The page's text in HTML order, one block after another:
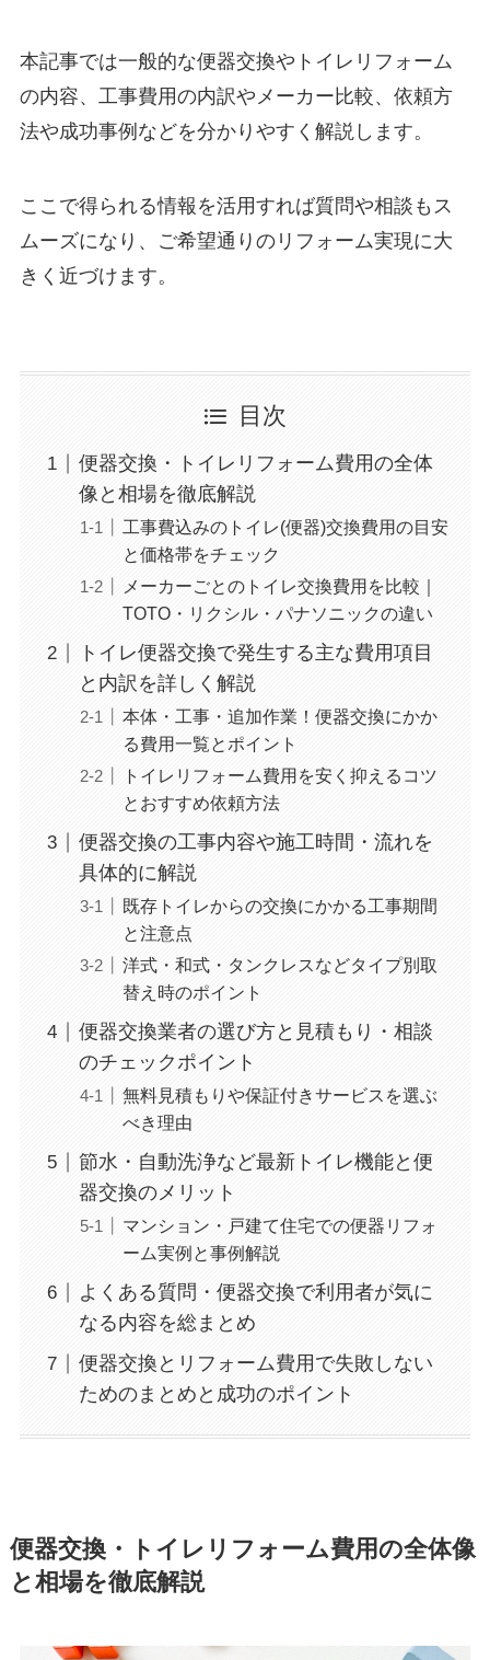
本記事では一般的な便器交換やトイレリフォーム
の内容、工事費用の内訳やメーカー比較、依頼方
法や成功事例などを分かりやすく解説します。
ここで得られる情報を活用すれば質問や相談もス
ムーズになり、ご希望通りのリフォーム実現に大
きく近づけます。
目次
便器交換・トイレリフォーム費用の全体
像と相場を徹底解説
工事費込みのトイレ(便器)交換費用の目安
と価格帯をチェック
メーカーごとのトイレ交換費用を比較｜
TOTO・リクシル・パナソニックの違い
トイレ便器交換で発生する主な費用項目
と内訳を詳しく解説
本体・工事・追加作業！便器交換にかか
る費用一覧とポイント
トイレリフォーム費用を安く抑えるコツ
とおすすめ依頼方法
便器交換の工事内容や施工時間・流れを
具体的に解説
既存トイレからの交換にかかる工事期間
と注意点
洋式・和式・タンクレスなどタイプ別取
替え時のポイント
便器交換業者の選び方と見積もり・相談
のチェックポイント
無料見積もりや保証付きサービスを選ぶ
べき理由
節水・自動洗浄など最新トイレ機能と便
器交換のメリット
マンション・戸建て住宅での便器リフォ
ーム実例と事例解説
よくある質問・便器交換で利用者が気に
なる内容を総まとめ
便器交換とリフォーム費用で失敗しない
ためのまとめと成功のポイント
便器交換・トイレリフォーム費用の全体像
と相場を徹底解説